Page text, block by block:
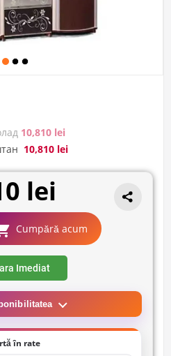
10,810 lei
10,810 lei
lei
Cumpără acum
Imediat
în rate